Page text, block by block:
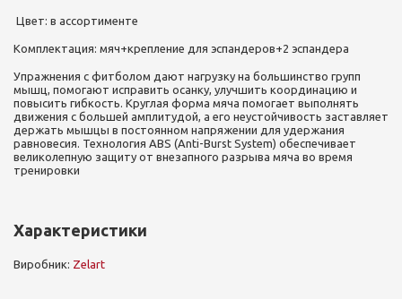
Цвет: в ассортименте
Комплектация: мяч+крепление для эспандеров+2 эспандера
Упражнения с фитболом дают нагрузку на большинство групп
мышц, помогают исправить осанку, улучшить координацию и
повысить гибкость. Круглая форма мяча помогает выполнять
движения с большей амплитудой, а его неустойчивость заставляет
держать мышцы в постоянном напряжении для удержания
равновесия. Технология ABS (Anti-Burst System) обеспечивает
великолепную защиту от внезапного разрыва мяча во время
тренировки
Характеристики
Виробник: Zelart